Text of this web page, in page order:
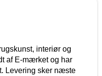
interiør og
af E-mærket og har
Levering sker næste